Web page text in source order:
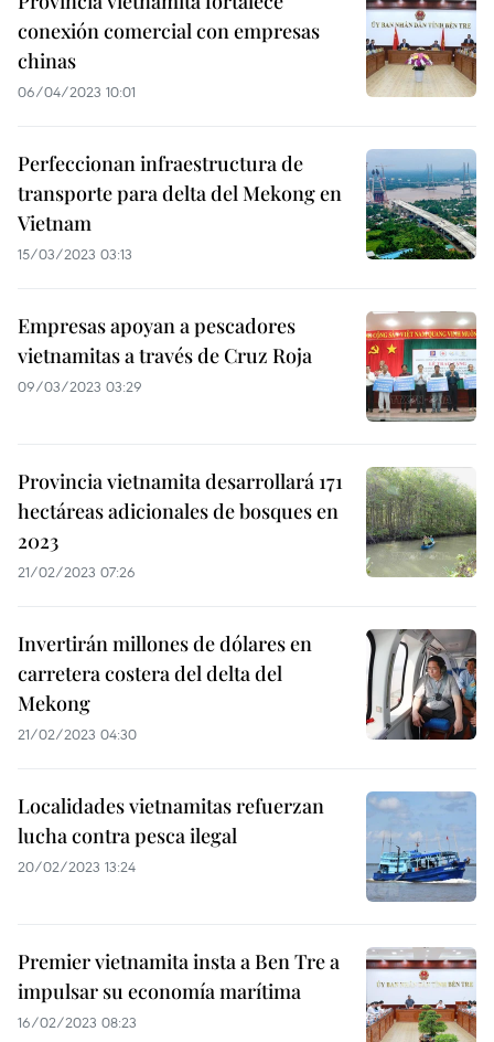
conexión comercial con empresas
chinas
06/04/2023 10:01
Perfeccionan infraestructura de
transporte para delta del Mekong en
Vietnam
15/03/2023 03:13
Empresas apoyan a pescadores
vietnamitas a través de Cruz Roja
09/03/2023 03:29
Provincia vietnamita desarrollará 171
hectáreas adicionales de bosques en
2023
21/02/2023 07:26
Invertirán millones de dólares en
carretera costera del delta del
Mekong
21/02/2023 04:30
Localidades vietnamitas refuerzan
lucha contra pesca ilegal
20/02/2023 13:24
Premier vietnamita insta a Ben Tre a
impulsar su economía marítima
16/02/2023 08:23